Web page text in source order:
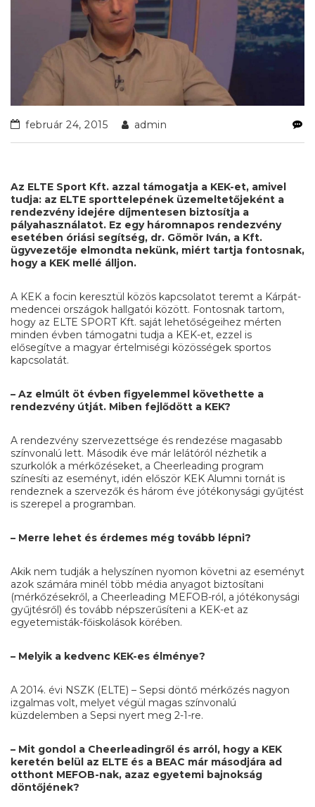
február 24, 2015 admin
Az ELTE Sport Kft. azzal támogatja a KEK-et, amivel
tudja: az ELTE sporttelepének üzemeltetőjeként a
rendezvény idejére díjmentesen biztosítja a
pályahasználatot. Ez egy háromnapos rendezvény
esetében óriási segítség, dr. Gömör Iván, a Kft.
ügyvezetője elmondta nekünk, miért tartja fontosnak,
hogy a KEK mellé álljon.
A KEK a focin keresztül közös kapcsolatot teremt a Kárpát-
medencei országok hallgatói között. Fontosnak tartom,
hogy az ELTE SPORT Kft. saját lehetőségeihez mérten
minden évben támogatni tudja a KEK-et, ezzel is
elősegítve a magyar értelmiségi közösségek sportos
kapcsolatát.
– Az elmúlt öt évben figyelemmel követhette a
rendezvény útját. Miben fejlődött a KEK?
A rendezvény szervezettsége és rendezése magasabb
színvonalú lett. Második éve már lelátóról nézhetik a
szurkolók a mérkőzéseket, a Cheerleading program
színesíti az eseményt, idén először KEK Alumni tornát is
rendeznek a szervezők és három éve jótékonysági gyűjtést
is szerepel a programban.
– Merre lehet és érdemes még tovább lépni?
Akik nem tudják a helyszínen nyomon követni az eseményt
azok számára minél több média anyagot biztosítani
(mérkőzésekről, a Cheerleading MEFOB-ról, a jótékonysági
gyűjtésről) és tovább népszerűsíteni a KEK-et az
egyetemisták-főiskolások körében.
– Melyik a kedvenc KEK-es élménye?
A 2014. évi NSZK (ELTE) – Sepsi döntő mérkőzés nagyon
izgalmas volt, melyet végül magas színvonalú
küzdelemben a Sepsi nyert meg 2-1-re.
– Mit gondol a Cheerleadingről és arról, hogy a KEK
keretén belül az ELTE és a BEAC már másodjára ad
otthont MEFOB-nak, azaz egyetemi bajnokság
döntőjének?